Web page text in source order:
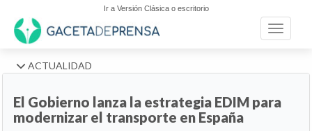
Ir a Versión Clásica o escritorio
Toggle
ACTUALIDAD
El Gobierno lanza la estrategia EDIM para
modernizar el transporte en España